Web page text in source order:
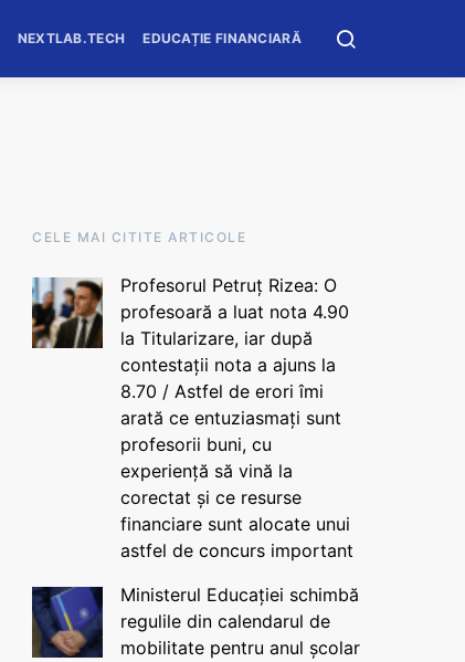
NEXTLAB.TECH EDUCAȚIE FINANCIARĂ
CELE MAI CITITE ARTICOLE
Profesorul Petruț Rizea: O
profesoară a luat nota 4.90
la Titularizare, iar după
contestații nota a ajuns la
8.70 / Astfel de erori îmi
arată ce entuziasmați sunt
profesorii buni, cu
experiență să vină la
corectat și ce resurse
financiare sunt alocate unui
astfel de concurs important
Ministerul Educației schimbă
regulile din calendarul de
mobilitate pentru anul școlar